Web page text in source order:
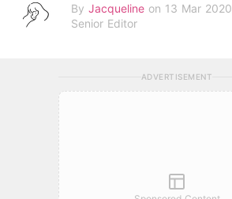
By Jacqueline on 13 Mar 2020
Senior Editor
ADVERTISEMENT